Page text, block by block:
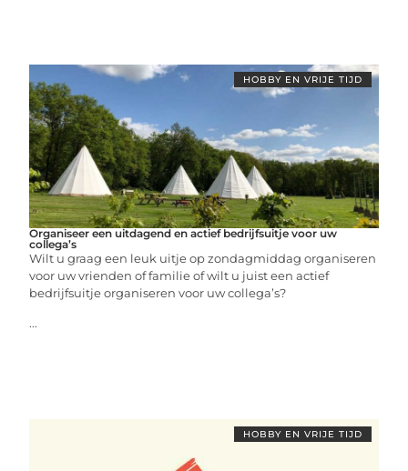
HOBBY EN VRIJE TIJD
Organiseer een uitdagend en actief bedrijfsuitje voor uw
collega’s
Wilt u graag een leuk uitje op zondagmiddag organiseren
voor uw vrienden of familie of wilt u juist een actief
bedrijfsuitje organiseren voor uw collega’s?
...
HOBBY EN VRIJE TIJD